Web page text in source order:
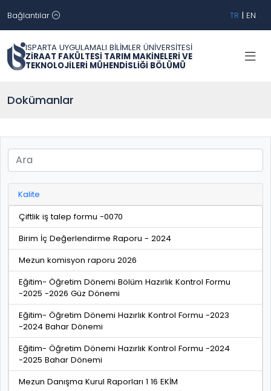
Bağlantılar TR | EN
ISPARTA UYGULAMALI BİLİMLER ÜNİVERSİTESİ
ZİRAAT FAKÜLTESİ TARIM MAKİNELERİ VE
TEKNOLOJİLERİ MÜHENDİSLİĞİ BÖLÜMÜ
Dokümanlar
Kalite
Çiftlik iş talep formu -0070
Birim İç Değerlendirme Raporu - 2024
Mezun komisyon raporu 2026
Eğitim- Öğretim Dönemi Bölüm Hazırlık Kontrol Formu
-2025 -2026 Güz Dönemi
Eğitim- Öğretim Dönemi Hazırlık Kontrol Formu -2023
-2024 Bahar Dönemi
Eğitim- Öğretim Dönemi Hazırlık Kontrol Formu -2024
-2025 Bahar Dönemi
Mezun Danışma Kurul Raporları 1 16 EKİM